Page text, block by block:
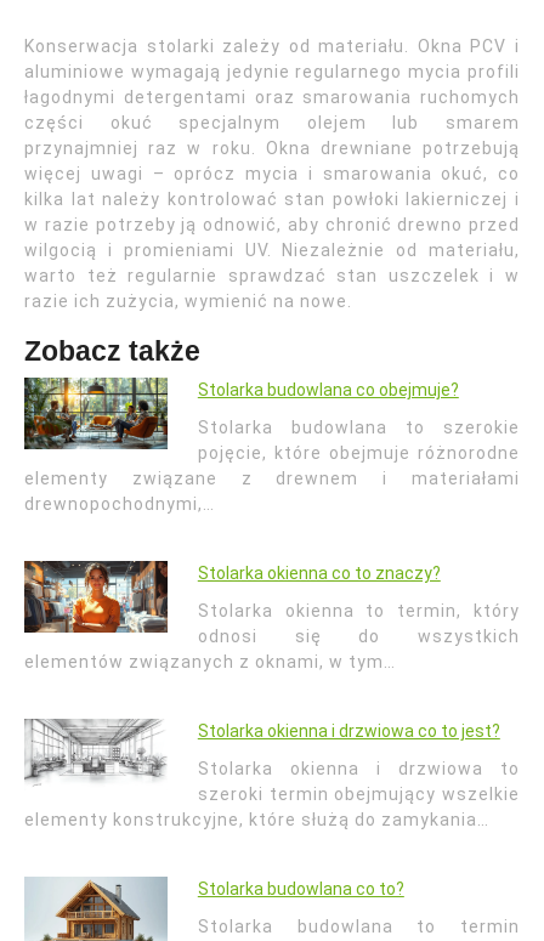
Konserwacja stolarki zależy od materiału. Okna PCV i
aluminiowe wymagają jedynie regularnego mycia profili
łagodnymi detergentami oraz smarowania ruchomych
części okuć specjalnym olejem lub smarem
przynajmniej raz w roku. Okna drewniane potrzebują
więcej uwagi – oprócz mycia i smarowania okuć, co
kilka lat należy kontrolować stan powłoki lakierniczej i
w razie potrzeby ją odnowić, aby chronić drewno przed
wilgocią i promieniami UV. Niezależnie od materiału,
warto też regularnie sprawdzać stan uszczelek i w
razie ich zużycia, wymienić na nowe.
Zobacz także
Stolarka budowlana co obejmuje?
Stolarka budowlana to szerokie
pojęcie, które obejmuje różnorodne
elementy związane z drewnem i materiałami
drewnopochodnymi,…
Stolarka okienna co to znaczy?
Stolarka okienna to termin, który
odnosi się do wszystkich
elementów związanych z oknami, w tym…
Stolarka okienna i drzwiowa co to jest?
Stolarka okienna i drzwiowa to
szeroki termin obejmujący wszelkie
elementy konstrukcyjne, które służą do zamykania…
Stolarka budowlana co to?
Stolarka budowlana to termin